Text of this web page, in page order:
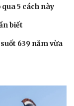
5 cách này
biết
639 năm vừa